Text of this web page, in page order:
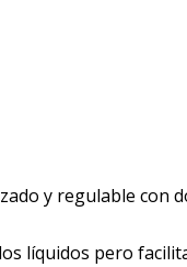
y regulable con
líquidos pero